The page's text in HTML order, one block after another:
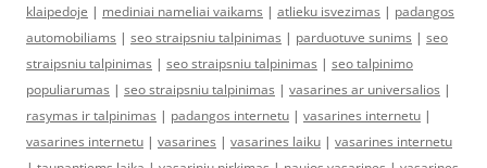
klaipedoje | mediniai nameliai vaikams | atlieku isvezimas | padangos
automobiliams | seo straipsniu talpinimas | parduotuve sunims | seo
straipsniu talpinimas | seo straipsniu talpinimas | seo talpinimo
populiarumas | seo straipsniu talpinimas | vasarines ar universalios |
rasymas ir talpinimas | padangos internetu | vasarines internetu |
vasarines internetu | vasarines | vasarines laiku | vasarines internetu